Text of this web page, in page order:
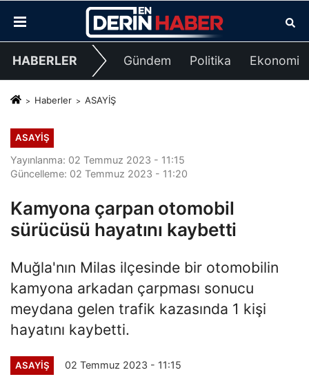
HABERLER Gündem Politika Ekonomi
Haberler ASAYİŞ
ASAYİŞ
Yayınlanma: 02 Temmuz 2023 - 11:15
Güncelleme: 02 Temmuz 2023 - 11:20
Kamyona çarpan otomobil
sürücüsü hayatını kaybetti
Muğla'nın Milas ilçesinde bir otomobilin
kamyona arkadan çarpması sonucu
meydana gelen trafik kazasında 1 kişi
hayatını kaybetti.
ASAYİŞ 02 Temmuz 2023 - 11:15